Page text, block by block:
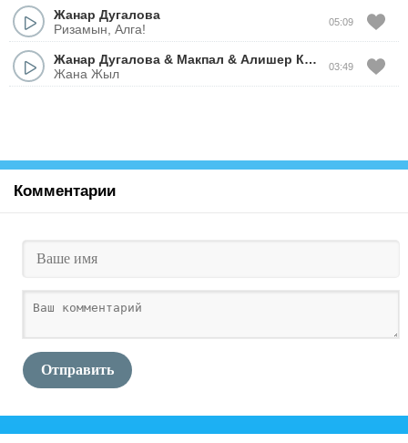
Жанар Дугалова
Ризамын, Алга!
05:09
Жанар Дугалова & Макпал & Алишер Каримов &Ali
Жана Жыл
03:49
Комментарии
Отправить